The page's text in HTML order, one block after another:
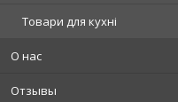
Товари для кухні
О нас
Отзывы